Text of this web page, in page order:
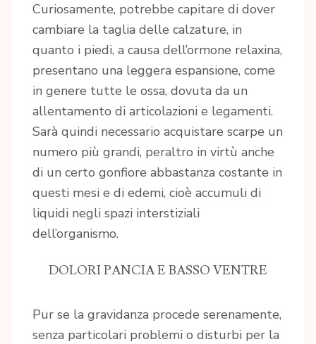
Curiosamente, potrebbe capitare di dover
cambiare la taglia delle calzature, in
quanto i piedi, a causa dell’ormone relaxina,
presentano una leggera espansione, come
in genere tutte le ossa, dovuta da un
allentamento di articolazioni e legamenti.
Sarà quindi necessario acquistare scarpe un
numero più grandi, peraltro in virtù anche
di un certo gonfiore abbastanza costante in
questi mesi e di edemi, cioè accumuli di
liquidi negli spazi interstiziali
dell’organismo.
DOLORI PANCIA E BASSO VENTRE
Pur se la gravidanza procede serenamente,
senza particolari problemi o disturbi per la